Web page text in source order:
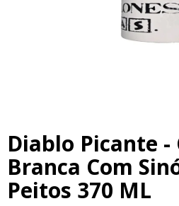
Diablo Picante -
Branca Com
Peitos 370 ML